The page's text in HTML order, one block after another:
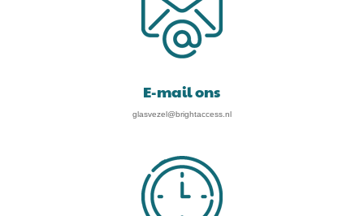
E-mail ons
glasvezel@brightaccess.nl